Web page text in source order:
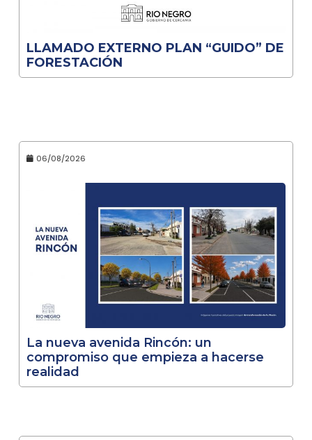
LLAMADO EXTERNO PLAN “GUIDO” DE
FORESTACIÓN
06/08/2026
La nueva avenida Rincón: un
compromiso que empieza a hacerse
realidad